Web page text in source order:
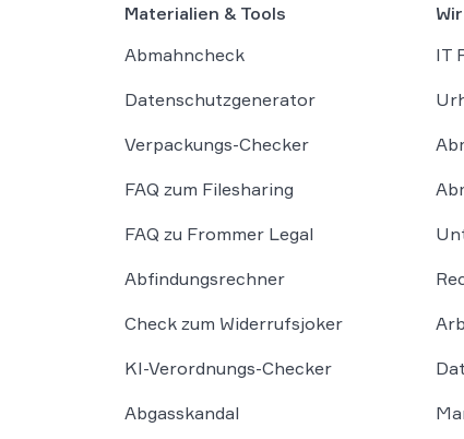
Materialien & Tools
Abmahncheck
Datenschutzgenerator
Verpackungs-Checker
FAQ zum Filesharing
FAQ zu Frommer Legal
Abfindungsrechner
Check zum Widerrufsjoker
KI-Verordnungs-Checker
Abgasskandal
IT